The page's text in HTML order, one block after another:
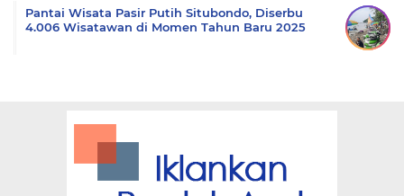
Pantai Wisata Pasir Putih Situbondo, Diserbu
4.006 Wisatawan di Momen Tahun Baru 2025